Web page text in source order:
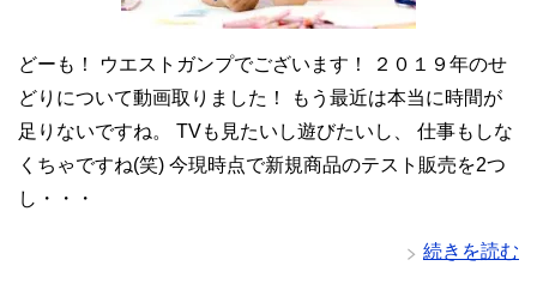
どーも！ ウエストガンプでございます！ ２０１９年のせ
どりについて動画取りました！ もう最近は本当に時間が
足りないですね。 TVも見たいし遊びたいし、 仕事もしな
くちゃですね(笑) 今現時点で新規商品のテスト販売を2つ
し・・・
続きを読む